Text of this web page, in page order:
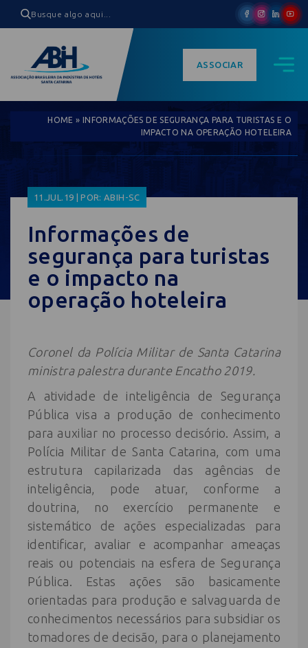
ASSOCIAR
HOME » INFORMAÇÕES DE SEGURANÇA PARA TURISTAS E O
IMPACTO NA OPERAÇÃO HOTELEIRA
11.JUL.19 | POR: ABIH-SC
Informações de
segurança para turistas
e o impacto na
operação hoteleira
Coronel da Polícia Militar de Santa Catarina
ministra palestra durante Encatho 2019.
A atividade de inteligência de Segurança
Pública visa a produção de conhecimento
para auxiliar no processo decisório. Assim, a
Polícia Militar de Santa Catarina, com uma
estrutura capilarizada das agências de
inteligência, pode atuar, conforme a
doutrina, no exercício permanente e
sistemático de ações especializadas para
identificar, avaliar e acompanhar ameaças
reais ou potenciais na esfera de Segurança
Pública. Estas ações são basicamente
orientadas para produção e salvaguarda de
conhecimentos necessários para subsidiar os
tomadores de decisão, para o planejamento